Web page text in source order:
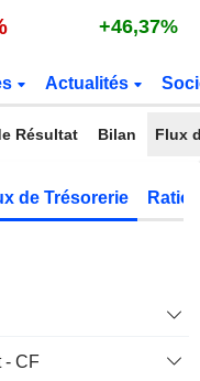
+46,37%
Actualités
Résultat Bilan Flux
de Trésorerie
- CF